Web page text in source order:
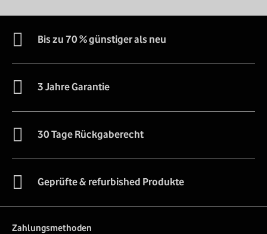
Bis zu 70 % günstiger als neu
3 Jahre Garantie
30 Tage Rückgaberecht
Geprüfte & refurbished Produkte
Zahlungsmethoden